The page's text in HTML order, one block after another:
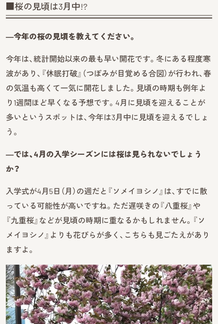
■桜の見頃は3月中!?
―今年の桜の見頃を教えてください。
今年は、統計開始以来の最も早い開花です。冬にある程度寒
波があり、『休眠打破』（つぼみが目覚める合図）が行われ、春
の気温も高くて一気に開花しました。見頃の時期も例年よ
り1週間ほど早くなる予想です。4月に見頃を迎えることが
多いというスポットは、今年は3月中に見頃を迎えるでしょ
う。
―では、4月の入学シーズンには桜は見られないでしょう
か？
入学式が4月5日（月）の週だと『ソメイヨシノ』は、すでに散
っている可能性が高いですね。ただ遅咲きの『八重桜』や
『九重桜』などが見頃の時期に重なるかもしれません。『ソ
メイヨシノ』よりも花びらが多く、こちらも見ごたえがあり
ますよ。